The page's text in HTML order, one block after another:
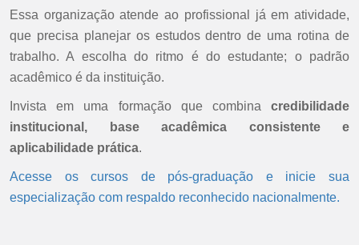
Essa organização atende ao profissional já em atividade,
que precisa planejar os estudos dentro de uma rotina de
trabalho. A escolha do ritmo é do estudante; o padrão
acadêmico é da instituição.
Invista em uma formação que combina credibilidade
institucional, base acadêmica consistente e
aplicabilidade prática.
Acesse os cursos de pós-graduação e inicie sua
especialização com respaldo reconhecido nacionalmente.